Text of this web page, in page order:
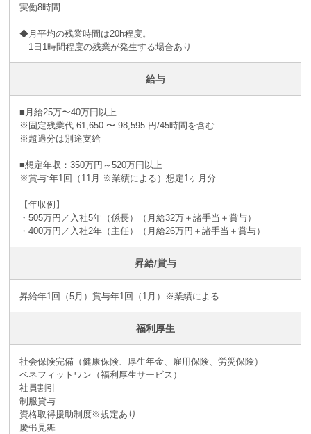
実働8時間
◆月平均の残業時間は20h程度。
1日1時間程度の残業が発生する場合あり
給与
■月給25万〜40万円以上
※固定残業代 61,650 〜 98,595 円/45時間を含む
※超過分は別途支給
■想定年収：350万円～520万円以上
※賞与:年1回（11月 ※業績による）想定1ヶ月分
【年収例】
・505万円／入社5年（係長）（月給32万＋諸手当＋賞与）
・400万円／入社2年（主任）（月給26万円＋諸手当＋賞与）
昇給/賞与
昇給年1回（5月）賞与年1回（1月）※業績による
福利厚生
社会保険完備（健康保険、厚生年金、雇用保険、労災保険）
ベネフィットワン（福利厚生サービス）
社員割引
制服貸与
資格取得援助制度※規定あり
慶弔見舞